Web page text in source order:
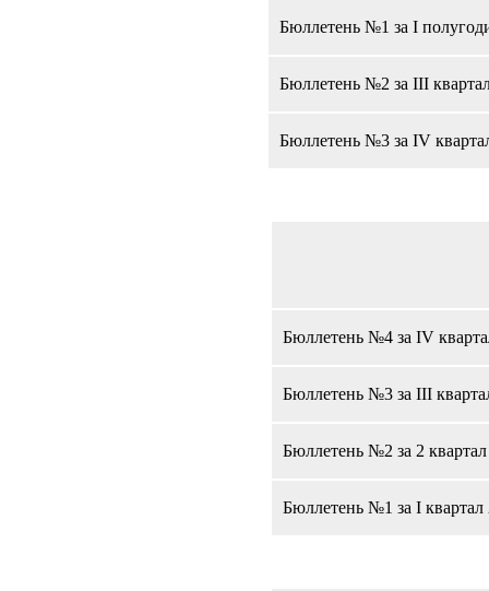
Бюллетень №1 за I
Бюллетень №2 за III
Бюллетень №3 за IV
Бюллетень №4 за IV
Бюллетень №3 за III
Бюллетень №2 за 2 квартал
Бюллетень №1 за I квартал